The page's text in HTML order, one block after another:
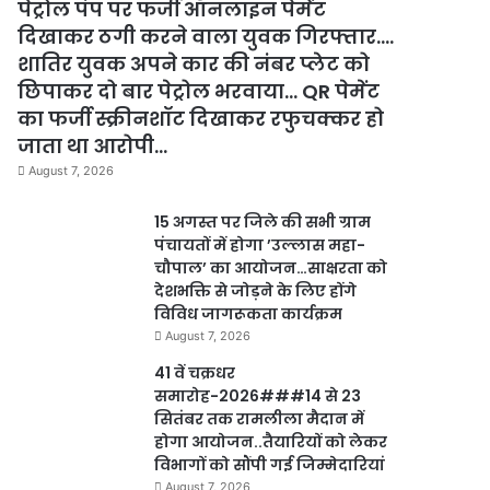
पेट्रोल पंप पर फर्जी ऑनलाइन पेमेंट
दिखाकर ठगी करने वाला युवक गिरफ्तार….
शातिर युवक अपने कार की नंबर प्लेट को
छिपाकर दो बार पेट्रोल भरवाया… QR पेमेंट
का फर्जी स्क्रीनशॉट दिखाकर रफुचक्कर हो
जाता था आरोपी…
August 7, 2026
15 अगस्त पर जिले की सभी ग्राम
पंचायतों में होगा ’उल्लास महा-
चौपाल’ का आयोजन…साक्षरता को
देशभक्ति से जोड़ने के लिए होंगे
विविध जागरूकता कार्यक्रम
August 7, 2026
41 वें चक्रधर
समारोह-2026###14 से 23
सितंबर तक रामलीला मैदान में
होगा आयोजन..तैयारियों को लेकर
विभागों को सौंपी गई जिम्मेदारियां
August 7, 2026